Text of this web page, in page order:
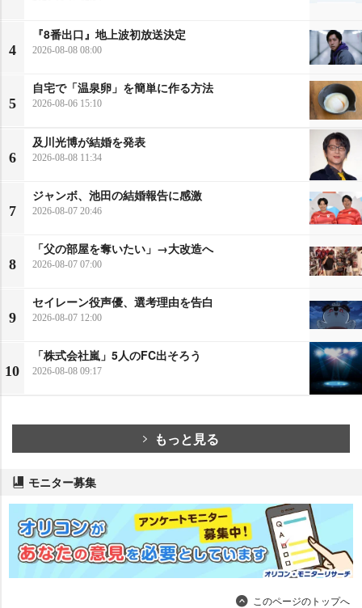
4
『8番出口』地上波初放送決定
2026-08-08 08:00
5
自宅で「温泉卵」を簡単に作る方法
2026-08-06 15:10
6
及川光博が結婚を発表
2026-08-08 11:34
7
ジャンボ、池田の結婚報告に感激
2026-08-07 20:46
8
「父の部屋を奪いたい」→大改造へ
2026-08-07 07:00
9
セイレーン役声優、選考理由を告白
2026-08-07 12:00
10
「株式会社嵐」5人のFC出そろう
2026-08-08 09:17
もっと見る
モニター募集
このページのトップへ